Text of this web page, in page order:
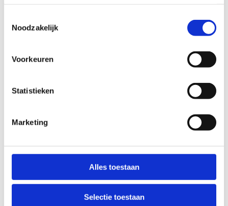
Noodzakelijk
Voorkeuren
Statistieken
Marketing
Alles toestaan
Selectie toestaan